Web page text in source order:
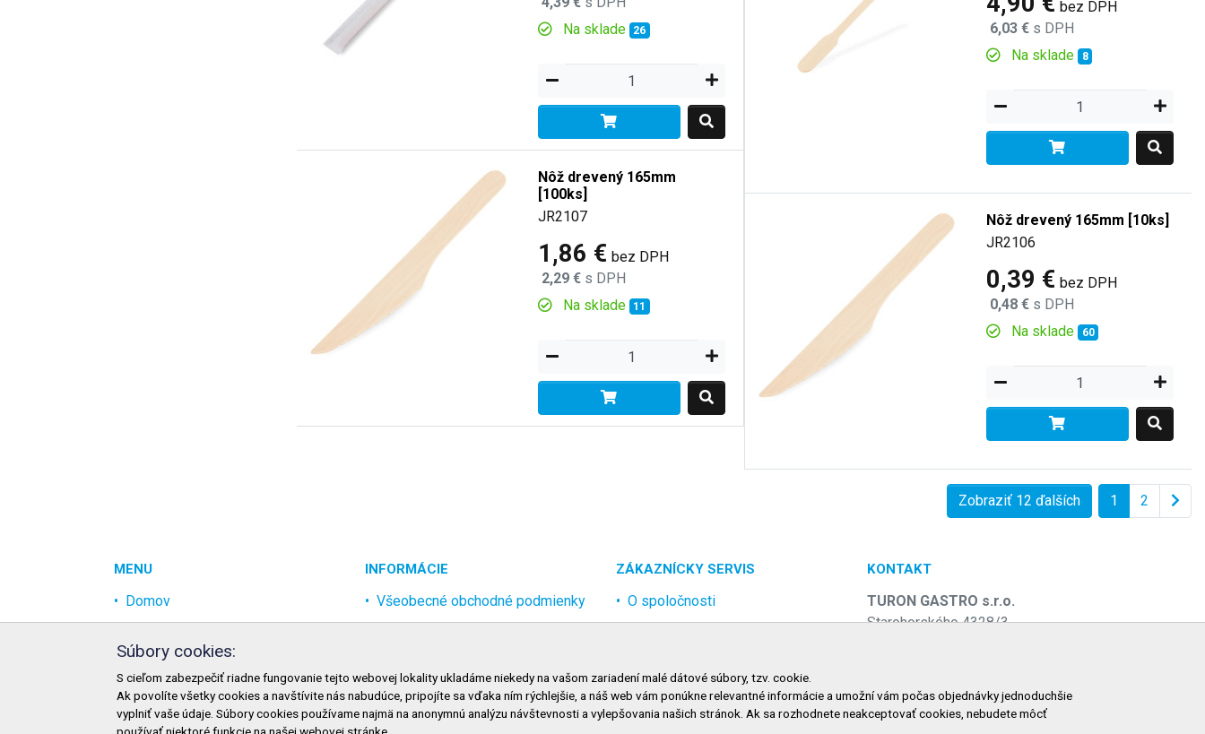
Na sklade
26
bez DPH
6,03 € s DPH
Na sklade
8
Nôž drevený 165mm
[100ks]
JR2107
1,86 € bez DPH
2,29 € s DPH
Na sklade
11
Nôž drevený 165mm [10ks]
JR2106
0,39 € bez DPH
0,48 € s DPH
Na sklade
60
Zobraziť 12 ďalších 1 2
MENU
Domov
Akcia
Najpredávanejšie
Odvetvia
Novinky
INFORMÁCIE
Všeobecné obchodné podmienky
Ochrana osobných údajov
Možnosti dopravy
Možnosti platby
ZÁKAZNÍCKY SERVIS
O spoločnosti
Kontakt
KONTAKT
TURON GASTRO s.r.o.
Starohorského 4328/3
Telefón:+421 911 585 730
Súbory cookies:
S cieľom zabezpečiť riadne fungovanie tejto webovej lokality ukladáme niekedy na vašom zariadení malé dátové súbory, tzv. cookie.
Ak povolíte všetky cookies a navštívite nás nabudúce, pripojíte sa vďaka ním rýchlejšie, a náš web vám ponúkne relevantné informácie a umožní vám počas objednávky jednoduchšie
vyplniť vaše údaje. Súbory cookies používame najmä na anonymnú analýzu návštevnosti a vylepšovania našich stránok. Ak sa rozhodnete neakceptovať cookies, nebudete môcť